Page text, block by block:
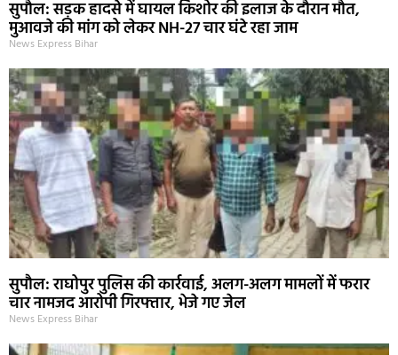
सुपौल: सड़क हादसे में घायल किशोर की इलाज के दौरान मौत,
मुआवजे की मांग को लेकर NH-27 चार घंटे रहा जाम
News Express Bihar
सुपौल: राघोपुर पुलिस की कार्रवाई, अलग-अलग मामलों में फरार
चार नामजद आरोपी गिरफ्तार, भेजे गए जेल
News Express Bihar